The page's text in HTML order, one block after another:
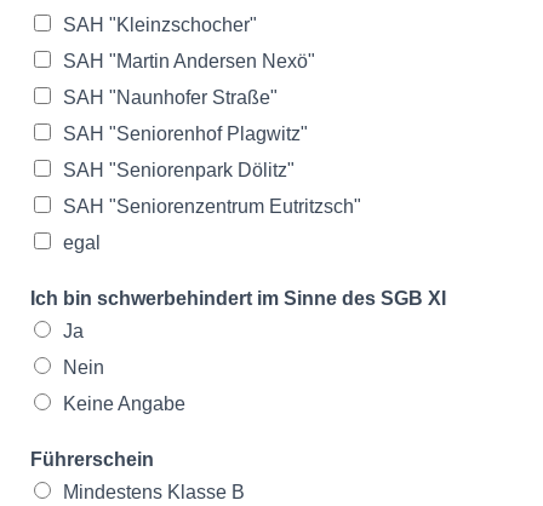
SAH "Kleinzschocher"
SAH "Martin Andersen Nexö"
SAH "Naunhofer Straße"
SAH "Seniorenhof Plagwitz"
SAH "Seniorenpark Dölitz"
SAH "Seniorenzentrum Eutritzsch"
egal
Ich bin schwerbehindert im Sinne des SGB XI
Ja
Nein
Keine Angabe
Führerschein
Mindestens Klasse B